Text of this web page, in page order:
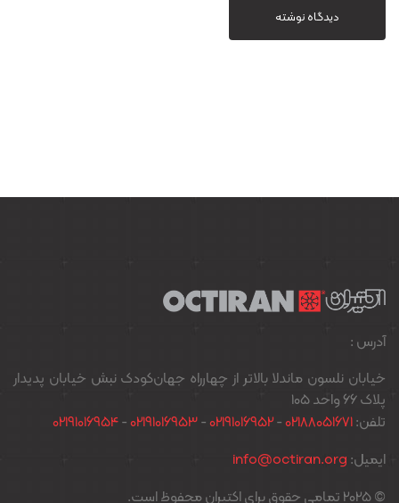
دیدگاه نوشته
آدرس :
خیابان نلسون ماندلا بالاتر از چهارراه جهان‌کودک نبش خیابان پدیدار
پلاک ۶۶ واحد ۱۰۵
تلفن:02188051671
-
02191016952
-
02191016953
-
02191016954
ایمیل: info@octiran.org
© 2025 تمامی حقوق برای اکتیران محفوظ است.